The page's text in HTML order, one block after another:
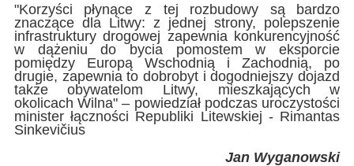
"Korzyści płynące z tej rozbudowy są bardzo
znaczące dla Litwy: z jednej strony, polepszenie
infrastruktury drogowej zapewnia konkurencyjność
w dążeniu do bycia pomostem w eksporcie
pomiędzy Europą Wschodnią i Zachodnią, po
drugie, zapewnia to dobrobyt i dogodniejszy dojazd
także obywatelom Litwy, mieszkających w
okolicach Wilna" – powiedział podczas uroczystości
minister łączności Republiki Litewskiej - Rimantas
Sinkevičius
Jan Wyganowski